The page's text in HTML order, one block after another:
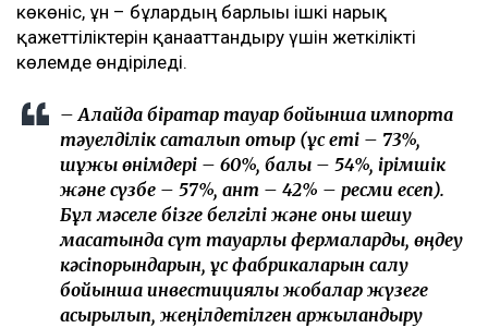
көкөніс, ұн – бұлардың барлығы ішкі нарық
қажеттіліктерін қанағаттандыру үшін жеткілікті
көлемде өндіріледі.
– Алайда бірқатар тауар бойынша импортқа
тәуелділік сақталып отыр (құс еті – 73%,
шұжық өнімдері – 60%, балық – 54%, ірімшік
және сүзбе – 57%, қант – 42% – ресми есеп).
Бұл мәселе бізге белгілі және оны шешу
мақсатында сүт тауарлы фермаларды, өңдеу
кәсіпорындарын, құс фабрикаларын салу
бойынша инвестициялық жобалар жүзеге
асырылып, жеңілдетілген қаржыландыру